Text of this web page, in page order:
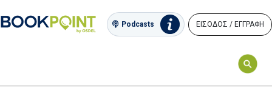
Podcasts ΕΙΣΟΔΟΣ / ΕΓΓΡΑΦΗ